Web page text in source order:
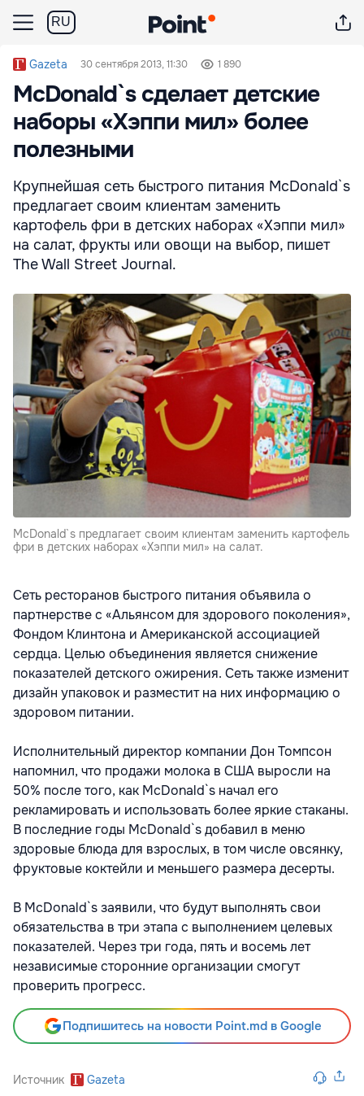
RU
Gazeta 30 сентября 2013, 11:30 1 890
McDonald`s сделает детские
наборы «Хэппи мил» более
полезными
Крупнейшая сеть быстрого питания McDonald`s
предлагает своим клиентам заменить
картофель фри в детских наборах «Хэппи мил»
на салат, фрукты или овощи на выбор, пишет
The Wall Street Journal.
McDonald`s предлагает своим клиентам заменить картофель
фри в детских наборах «Хэппи мил» на салат.
Сеть ресторанов быстрого питания объявила о
партнерстве с «Альянсом для здорового поколения»,
Фондом Клинтона и Американской ассоциацией
сердца. Целью объединения является снижение
показателей детского ожирения. Сеть также изменит
дизайн упаковок и разместит на них информацию о
здоровом питании.
Исполнительный директор компании Дон Томпсон
напомнил, что продажи молока в США выросли на
50% после того, как McDonald`s начал его
рекламировать и использовать более яркие стаканы.
В последние годы McDonald`s добавил в меню
здоровые блюда для взрослых, в том числе овсянку,
фруктовые коктейли и меньшего размера десерты.
В McDonald`s заявили, что будут выполнять свои
обязательства в три этапа с выполнением целевых
показателей. Через три года, пять и восемь лет
независимые сторонние организации смогут
проверить прогресс.
Подпишитесь на новости Point.md в Google
Источник Gazeta